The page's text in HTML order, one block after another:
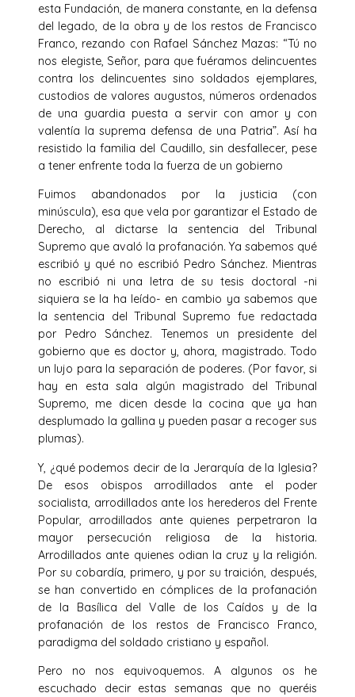
esta Fundación, de manera constante, en la defensa
del legado, de la obra y de los restos de Francisco
Franco, rezando con Rafael Sánchez Mazas: “Tú no
nos elegiste, Señor, para que fuéramos delincuentes
contra los delincuentes sino soldados ejemplares,
custodios de valores augustos, números ordenados
de una guardia puesta a servir con amor y con
valentía la suprema defensa de una Patria”. Así ha
resistido la familia del Caudillo, sin desfallecer, pese
a tener enfrente toda la fuerza de un gobierno
Fuimos abandonados por la justicia (con
minúscula), esa que vela por garantizar el Estado de
Derecho, al dictarse la sentencia del Tribunal
Supremo que avaló la profanación. Ya sabemos qué
escribió y qué no escribió Pedro Sánchez. Mientras
no escribió ni una letra de su tesis doctoral -ni
siquiera se la ha leído- en cambio ya sabemos que
la sentencia del Tribunal Supremo fue redactada
por Pedro Sánchez. Tenemos un presidente del
gobierno que es doctor y, ahora, magistrado. Todo
un lujo para la separación de poderes. (Por favor, si
hay en esta sala algún magistrado del Tribunal
Supremo, me dicen desde la cocina que ya han
desplumado la gallina y pueden pasar a recoger sus
plumas).
Y, ¿qué podemos decir de la Jerarquía de la Iglesia?
De esos obispos arrodillados ante el poder
socialista, arrodillados ante los herederos del Frente
Popular, arrodillados ante quienes perpetraron la
mayor persecución religiosa de la historia.
Arrodillados ante quienes odian la cruz y la religión.
Por su cobardía, primero, y por su traición, después,
se han convertido en cómplices de la profanación
de la Basílica del Valle de los Caídos y de la
profanación de los restos de Francisco Franco,
paradigma del soldado cristiano y español.
Pero no nos equivoquemos. A algunos os he
escuchado decir estas semanas que no queréis